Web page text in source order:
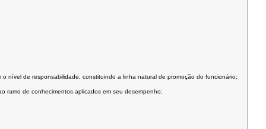
nível de responsabilidade, constituindo a linha natural de promoção do funcionário;
ramo de conhecimentos aplicados em seu desempenho;